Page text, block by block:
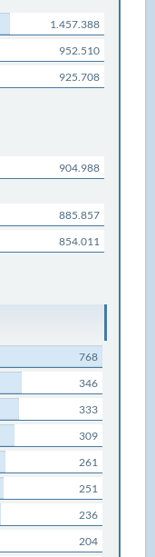
1.457.388
952.510
925.708
904.988
885.857
854.011
768
346
333
309
261
251
236
204